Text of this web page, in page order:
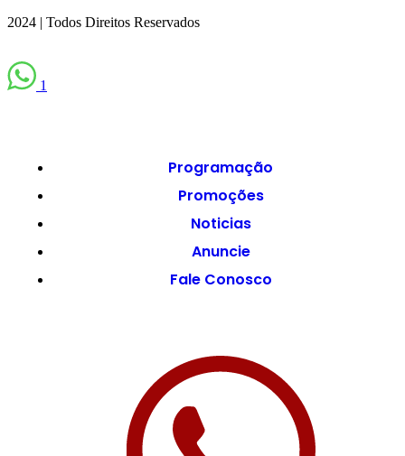
2024 | Todos Direitos Reservados
1
Programação
Promoções
Noticias
Anuncie
Fale Conosco